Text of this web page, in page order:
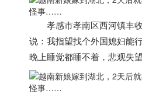
孝感市孝南区西河镇丰
说：我指望找个外国媳妇能
晚上睡觉都睡不着，悲观失望